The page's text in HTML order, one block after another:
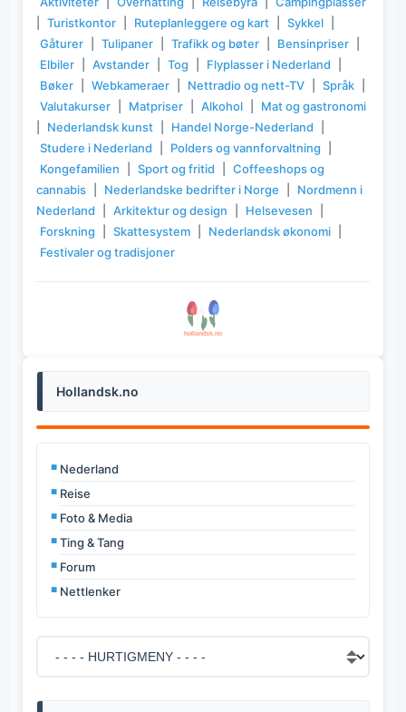
Hollandsk.no
Nederland
Reise
Foto & Media
Ting & Tang
Forum
Nettlenker
Turistkontor Ruteplanleggere og kart Sykkel
Gåturer
Tulipaner Trafikk og bøter Bensinpriser
Elbiler
Avstander Tog Flyplasser i Nederland
Bøker
Webkameraer Nettradio og nett-TV Språk
Valutakurser
Matpriser Alkohol
Mat og gastronomi
Nederlandsk kunst Handel Norge-Nederland
Studere i Nederland
Polders og vannforvaltning
Kongefamilien
Sport og fritid
Coffeeshops og
cannabis
Nederlandske bedrifter i Norge
Nordmenn i
Nederland
Arkitektur og design Helsevesen
Forskning
Skattesystem Nederlandsk økonomi
Festivaler og tradisjoner